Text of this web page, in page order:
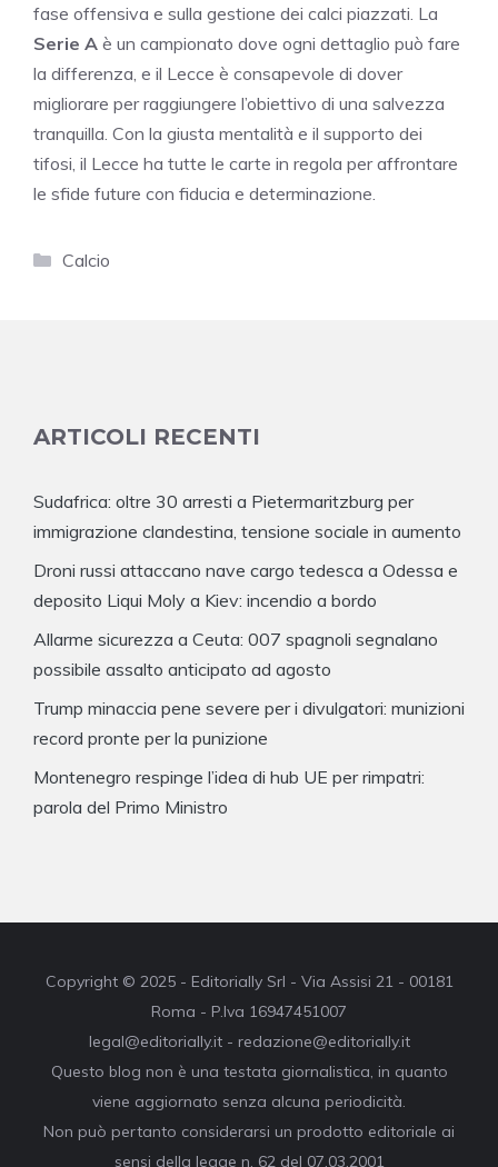
fase offensiva e sulla gestione dei calci piazzati. La
Serie A è un campionato dove ogni dettaglio può fare
la differenza, e il Lecce è consapevole di dover
migliorare per raggiungere l’obiettivo di una salvezza
tranquilla. Con la giusta mentalità e il supporto dei
tifosi, il Lecce ha tutte le carte in regola per affrontare
le sfide future con fiducia e determinazione.
Categorie
Calcio
ARTICOLI RECENTI
Sudafrica: oltre 30 arresti a Pietermaritzburg per
immigrazione clandestina, tensione sociale in aumento
Droni russi attaccano nave cargo tedesca a Odessa e
deposito Liqui Moly a Kiev: incendio a bordo
Allarme sicurezza a Ceuta: 007 spagnoli segnalano
possibile assalto anticipato ad agosto
Trump minaccia pene severe per i divulgatori: munizioni
record pronte per la punizione
Montenegro respinge l’idea di hub UE per rimpatri:
parola del Primo Ministro
Copyright © 2025 - Editorially Srl - Via Assisi 21 - 00181
Roma - P.Iva 16947451007
legal@editorially.it - redazione@editorially.it
Questo blog non è una testata giornalistica, in quanto
viene aggiornato senza alcuna periodicità.
Non può pertanto considerarsi un prodotto editoriale ai
sensi della legge n. 62 del 07.03.2001